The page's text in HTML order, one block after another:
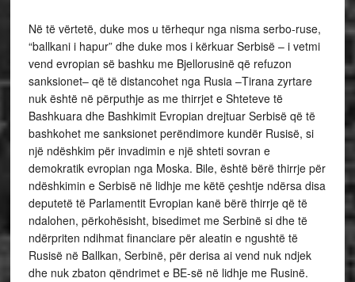
Në të vërtetë, duke mos u tërhequr nga nisma serbo-ruse,
“ballkani i hapur” dhe duke mos i kërkuar Serbisë – i vetmi
vend evropian së bashku me Bjellorusinë që refuzon
sanksionet– që të distancohet nga Rusia –Tirana zyrtare
nuk është në përputhje as me thirrjet e Shteteve të
Bashkuara dhe Bashkimit Evropian drejtuar Serbisë që të
bashkohet me sanksionet perëndimore kundër Rusisë, si
një ndëshkim për invadimin e një shteti sovran e
demokratik evropian nga Moska. Bile, është bërë thirrje për
ndëshkimin e Serbisë në lidhje me këtë çeshtje ndërsa disa
deputetë të Parlamentit Evropian kanë bërë thirrje që të
ndalohen, përkohësisht, bisedimet me Serbinë si dhe të
ndërpriten ndihmat financiare për aleatin e ngushtë të
Rusisë në Ballkan, Serbinë, për derisa ai vend nuk ndjek
dhe nuk zbaton qëndrimet e BE-së në lidhje me Rusinë.